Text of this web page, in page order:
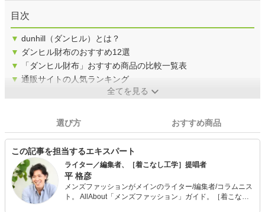
目次
▼ dunhill（ダンヒル）とは？
▼ ダンヒル財布のおすすめ12選
▼
「ダンヒル財布」おすすめ商品の比較一覧表
▼ 通販サイトの人気ランキング
全てを見る
選び方 おすすめ商品
この記事を担当するエキスパート
ライター／編集者、［着こなし工学］提唱者
平 格彦
メンズファッションがメインのライター/編集者/コラムニス
ト。 AllAbout「メンズファッション」ガイド。［着こなし